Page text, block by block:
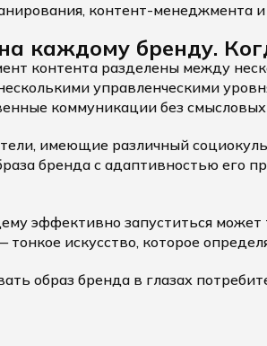
контент-менеджмента
каждому бренду.
контента разделены между
управленческими
коммуникации без
имеющие различный
бренда с адаптивностью
эффективно запуститься
искусство, которое
образ бренда в глазах